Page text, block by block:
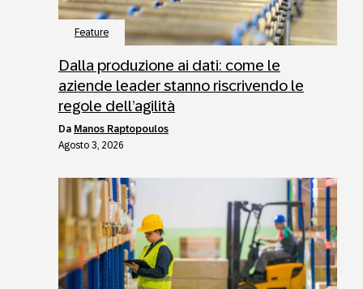
Feature
Dalla produzione ai dati: come le
aziende leader stanno riscrivendo le
regole dell’agilità
da Manos Raptopoulos
Agosto 3, 2026